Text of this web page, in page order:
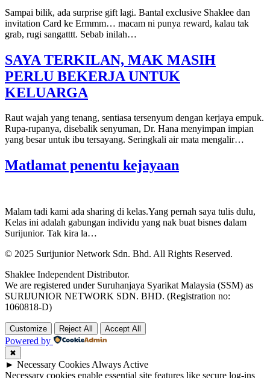
Sampai bilik, ada surprise gift lagi. Bantal exclusive Shaklee dan
invitation Card ke Ermmm… macam ni punya reward, kalau tak
grab, rugi sangatttt. Sebab inilah…
SAYA TERKILAN, MAK MASIH
PERLU BEKERJA UNTUK
KELUARGA
Raut wajah yang tenang, sentiasa tersenyum dengan kerjaya empuk.
Rupa-rupanya, disebalik senyuman, Dr. Hana menyimpan impian
yang besar untuk ibu tersayang. Seringkali air mata mengalir…
Matlamat penentu kejayaan
Malam tadi kami ada sharing di kelas.Yang pernah saya tulis dulu,
Kelas ini adalah gabungan individu yang nak buat bisnes dalam
Surijunior. Tak kira la…
© 2025 Surijunior Network Sdn. Bhd. All Rights Reserved.
Shaklee Independent Distributor.
We are registered under Suruhanjaya Syarikat Malaysia (SSM) as
SURIJUNIOR NETWORK SDN. BHD. (Registration no:
1060818-D)
Customize Reject All Accept All
Powered by
✖
► Necessary Cookies Always Active
Necessary cookies enable essential site features like secure log-ins